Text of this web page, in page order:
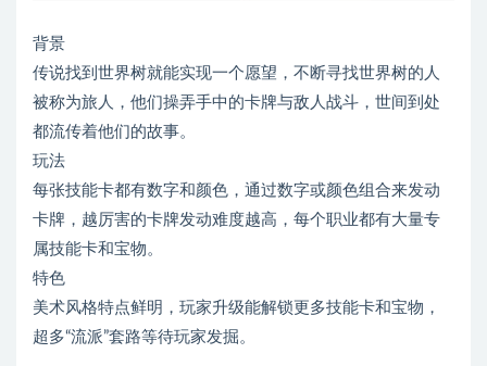
背景
传说找到世界树就能实现一个愿望，不断寻找世界树的人
被称为旅人，他们操弄手中的卡牌与敌人战斗，世间到处
都流传着他们的故事。
玩法
每张技能卡都有数字和颜色，通过数字或颜色组合来发动
卡牌，越厉害的卡牌发动难度越高，每个职业都有大量专
属技能卡和宝物。
特色
美术风格特点鲜明，玩家升级能解锁更多技能卡和宝物，
超多“流派”套路等待玩家发掘。